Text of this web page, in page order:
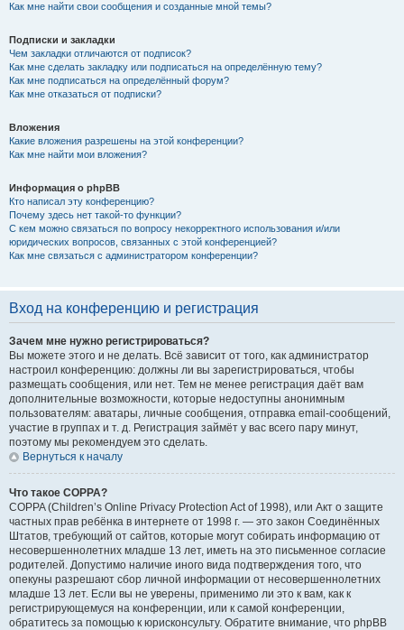
Как мне найти свои сообщения и созданные мной темы?
Подписки и закладки
Чем закладки отличаются от подписок?
Как мне сделать закладку или подписаться на определённую тему?
Как мне подписаться на определённый форум?
Как мне отказаться от подписки?
Вложения
Какие вложения разрешены на этой конференции?
Как мне найти мои вложения?
Информация о phpBB
Кто написал эту конференцию?
Почему здесь нет такой-то функции?
С кем можно связаться по вопросу некорректного использования и/или
юридических вопросов, связанных с этой конференцией?
Как мне связаться с администратором конференции?
Вход на конференцию и регистрация
Зачем мне нужно регистрироваться?
Вы можете этого и не делать. Всё зависит от того, как администратор
настроил конференцию: должны ли вы зарегистрироваться, чтобы
размещать сообщения, или нет. Тем не менее регистрация даёт вам
дополнительные возможности, которые недоступны анонимным
пользователям: аватары, личные сообщения, отправка email-сообщений,
участие в группах и т. д. Регистрация займёт у вас всего пару минут,
поэтому мы рекомендуем это сделать.
Вернуться к началу
Что такое COPPA?
COPPA (Children’s Online Privacy Protection Act of 1998), или Акт о защите
частных прав ребёнка в интернете от 1998 г. — это закон Соединённых
Штатов, требующий от сайтов, которые могут собирать информацию от
несовершеннолетних младше 13 лет, иметь на это письменное согласие
родителей. Допустимо наличие иного вида подтверждения того, что
опекуны разрешают сбор личной информации от несовершеннолетних
младше 13 лет. Если вы не уверены, применимо ли это к вам, как к
регистрирующемуся на конференции, или к самой конференции,
обратитесь за помощью к юрисконсульту. Обратите внимание, что phpBB